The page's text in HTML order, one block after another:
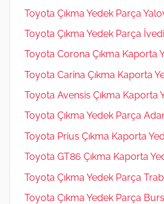
Toyota Çıkma Yedek Parça
Toyota Çıkma Yedek Parça
Toyota Corona Çıkma Kaporta
Toyota Carina Çıkma Kaporta
Toyota Avensis Çıkma Kaporta
Toyota Çıkma Yedek Parça
Toyota Prius Çıkma Kaporta
Toyota GT86 Çıkma Kaporta
Toyota Çıkma Yedek Parça
Toyota Çıkma Yedek Parça